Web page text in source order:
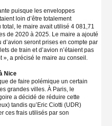
puisque les enveloppes
loin d’être totalement
le maire avait utilisé 4 081,71
de 2020 à 2025. Le maire a ajouté
seront prises en compte par
de train et d’avion n’étaient pas
a précisé le maire au conseil.
Nice
de faire polémique un certain
grandes villes. À Paris, le
a décidé de réduire cette
tandis qu’Eric Ciotti (UDR)
ces frais utilisés par son